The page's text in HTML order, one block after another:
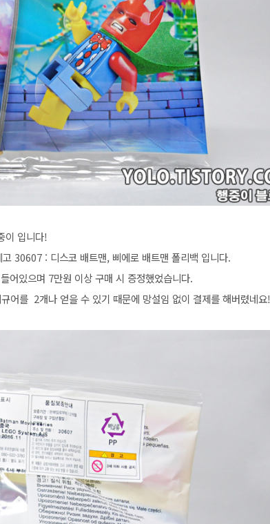
이 입니다!
고 30607 : 디스코 배트맨, 삐에로 배트맨 폴리백 입니다.
어있으며 7만원 이상 구매 시 증정했었습니다.
어를 2개나 얻을 수 있기 때문에 망설임 없이 결제를 해버렸네요!